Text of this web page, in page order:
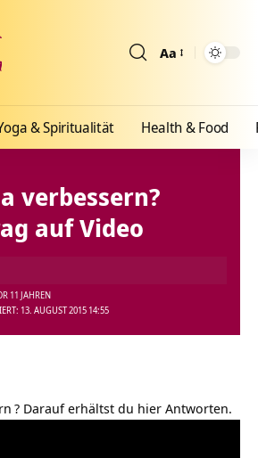
Aa
& Spiritualität Health & Food
und Ayurveda> Blog>Videos
verbessern?
auf Video
13. AUGUST 2015 14:55
11 JAHREN
? Darauf erhältst du hier Antworten.